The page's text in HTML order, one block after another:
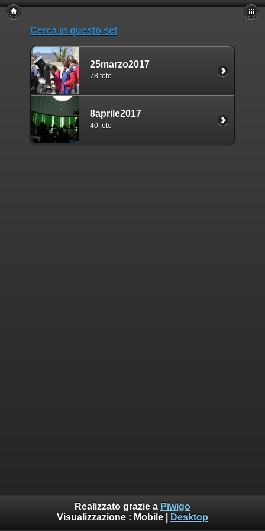
Cerca in questo set
25marzo2017
78 foto
8aprile2017
40 foto
Realizzato grazie a Piwigo
Visualizzazione : Mobile Desktop